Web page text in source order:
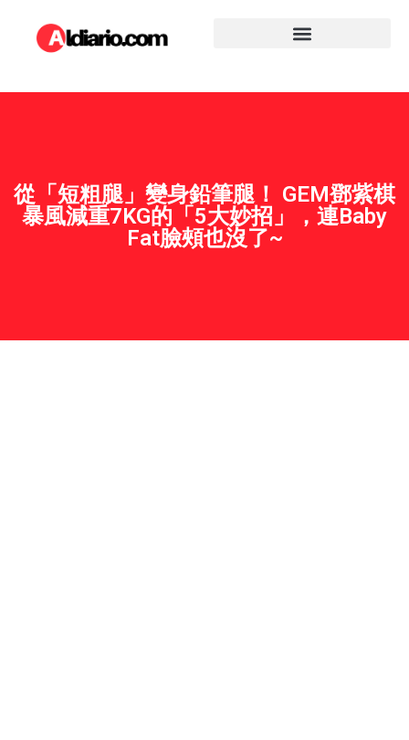
從「短粗腿」變身鉛筆腿！ GEM鄧紫棋
暴風減重7KG的「5大妙招」，連Baby
Fat臉頰也沒了~